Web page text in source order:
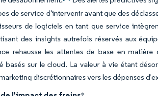
de service d'intervenir avant que des
de logiciels en tant que service
des insights autrefois réservés aux
rehausse les attentes de base en
basés sur le cloud. La valeur à vie étant
discrétionnaires vers les dépenses